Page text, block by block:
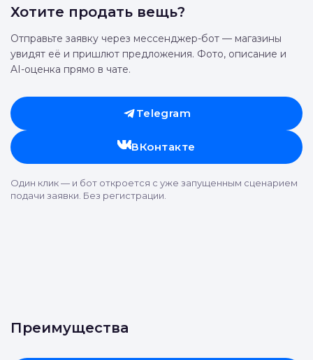
Хотите продать вещь?
Отправьте заявку через мессенджер-бот — магазины
увидят её и пришлют предложения. Фото, описание и
AI-оценка прямо в чате.
Telegram
ВКонтакте
Один клик — и бот откроется с уже запущенным сценарием
подачи заявки. Без регистрации.
Преимущества